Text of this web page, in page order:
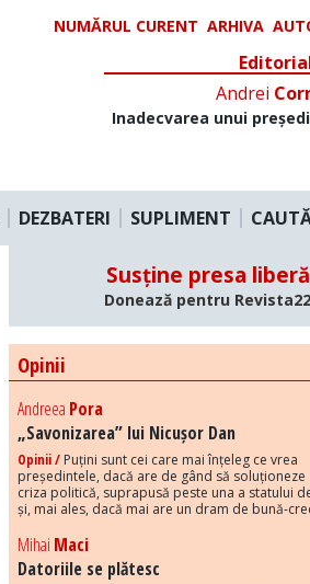
NUMĂRUL CURENT ARHIVA
Andrei
Inadecvarea unui
DEZBATERI SUPLIMENT
Susține presa liberă
Donează pentru Revista22
Opinii
Andreea Pora
„Savonizarea” lui Nicușor Dan
Opinii / Puțini sunt cei care mai înțeleg ce vrea
președintele, dacă are de gând să soluționeze
criza politică, suprapusă peste una a statului
și, mai ales, dacă mai are un dram de bună-
Mihai Maci
Datoriile se plătesc